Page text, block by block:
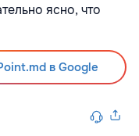
ясно, что
в Google